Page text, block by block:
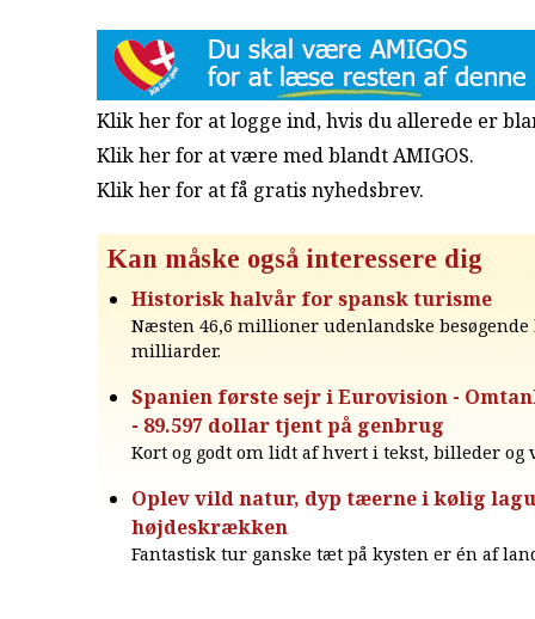
Klik her for at logge ind, hvis du allerede er
Klik her for at være med blandt AMIGOS.
Klik her for at få gratis nyhedsbrev.
Kan måske også interessere dig
Historisk halvår for spansk turisme
Næsten 46,6 millioner udenlandske
milliarder.
Spanien første sejr i Eurovision -
- 89.597 dollar tjent på genbrug
Kort og godt om lidt af hvert i tekst, billeder og
Oplev vild natur, dyp tæerne i kølig
højdeskrækken
Fantastisk tur ganske tæt på kysten er én af